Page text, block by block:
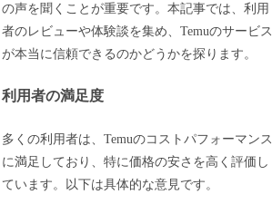
の声を聞くことが重要です。本記事では、利用
者のレビューや体験談を集め、Temuのサービス
が本当に信頼できるのかどうかを探ります。
利用者の満足度
多くの利用者は、Temuのコストパフォーマンス
に満足しており、特に価格の安さを高く評価し
ています。以下は具体的な意見です。